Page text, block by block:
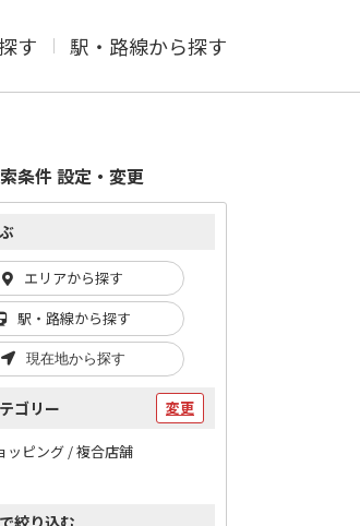
す 駅・路線から探す
条件 設定・変更
エリアから探す
駅・路線から探す
現在地から探す
ゴリー 変更
ッピング / 複合店舗
絞り込む